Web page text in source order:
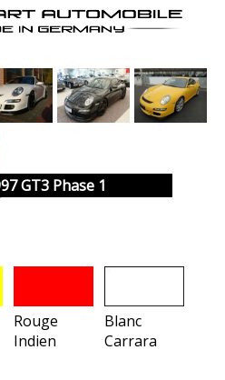
GT3 Phase 1
Rouge
Indien
Blanc
Carrara